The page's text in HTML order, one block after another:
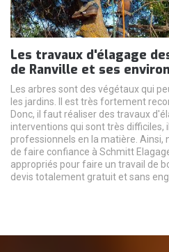
Les travaux d'élagage
de Ranville et ses
Les arbres sont des végétaux qui
les jardins. Il est très fortement
Donc, il faut réaliser des travaux
interventions qui sont très difficiles,
professionnels en la matière. Ainsi,
de faire confiance à Schmitt
appropriés pour faire un travail de
devis totalement gratuit et sans